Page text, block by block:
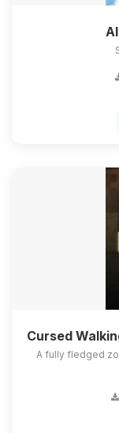
Cursed
A fully fledged